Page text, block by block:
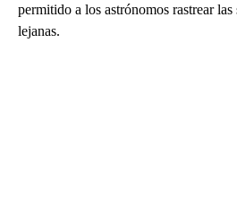
permitido a los astrónomos rastrear las
lejanas.